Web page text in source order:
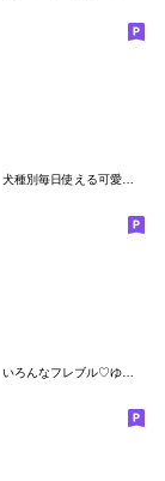
犬種別毎日使える可愛いパグの絵文字
いろんなフレブル♡ゆるかわ2